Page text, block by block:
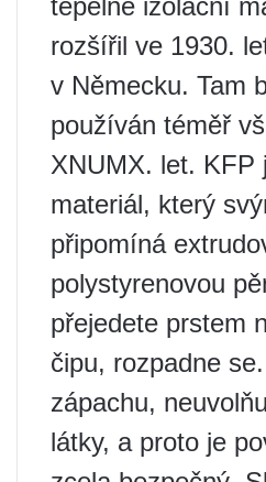
tepelně izolační
rozšířil ve 1930.
v Německu. Tam
používán téměř
XNUMX. let. KFP
materiál, který
připomíná
polystyrenovou
přejedete prstem
čipu, rozpadne
zápachu,
látky, a proto je